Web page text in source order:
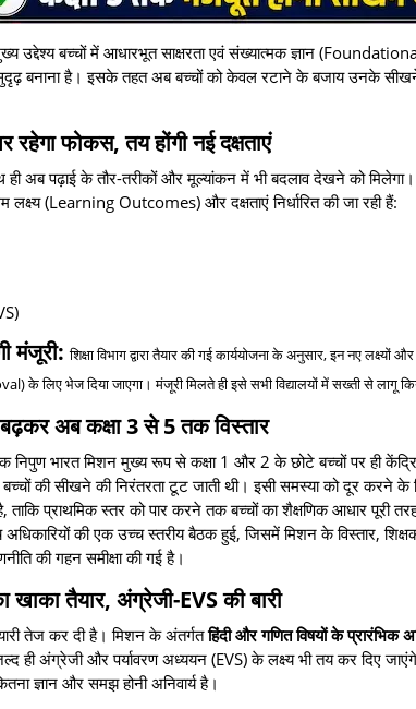
उद्देश्य बच्चों में आधारभूत साक्षरता एवं संख्यात्मक ज्ञान
बनाना है। इसके तहत अब बच्चों को केवल रटाने के बजाय उनके सीखने
रहेगा फोकस, तय होंगी नई दक्षताएं
ही अब पढ़ाई के तौर-तरीकों और मूल्यांकन में भी बदलाव देखने को
लक्ष्य (Learning Outcomes) और दक्षताएं निर्धारित की जा रही हैं:
मंजूरी: शिक्षा विभाग द्वारा तैयार की गई कार्ययोजना के अनुसार, इन नए
के लिए भेज दिया जाएगा। मंजूरी मिलते ही इसे सभी विद्यालयों में सख्ती से लागू
अब कक्षा 3 से 5 तक विस्तार
निपुण भारत मिशन मुख्य रूप से कक्षा 1 और 2 के छोटे बच्चों पर ही
की सीखने की निरंतरता टूट जाती थी। इसी समस्या को दूर करने
ताकि प्राथमिक स्तर को पार करने तक बच्चों का शैक्षणिक आधार पूरी
अधिकारियों की एक उच्च स्तरीय बैठक हुई, जिसमें मिशन के विस्तार,
की गहन समीक्षा की गई है।
खाका तैयार, अंग्रेजी-EVS की बारी
तेज कर दी है। मिशन के अंतर्गतहिंदी और गणित विषयों के
ही अंग्रेजी और पर्यावरण अध्ययन (EVS) के लक्ष्य भी तय कर दिए
ज्ञान और समझ होनी अनिवार्य है।